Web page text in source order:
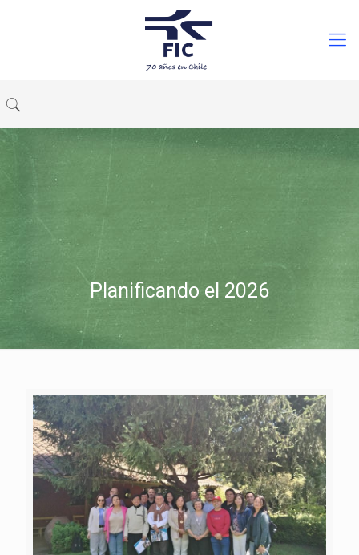
Planificando el 2026